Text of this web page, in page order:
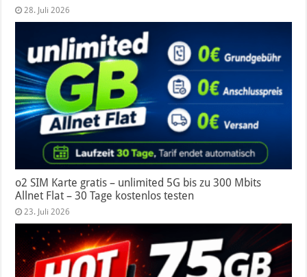
28. Juli 2026
o2 SIM Karte gratis – unlimited 5G bis zu 300 Mbits
Allnet Flat – 30 Tage kostenlos testen
23. Juli 2026